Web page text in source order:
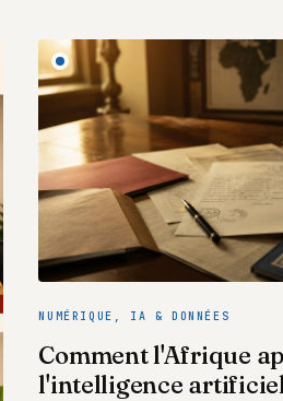
NUMÉRIQUE, IA & DONNÉES
Comment l'Afrique
l'intelligence